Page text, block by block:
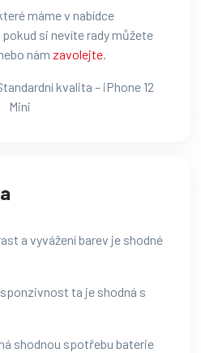
máme v nabídce
si nevíte rady můžete
nám zavolejte
a vyvážení barev je shodné
ta je shodná s
shodnou spotřebu baterie